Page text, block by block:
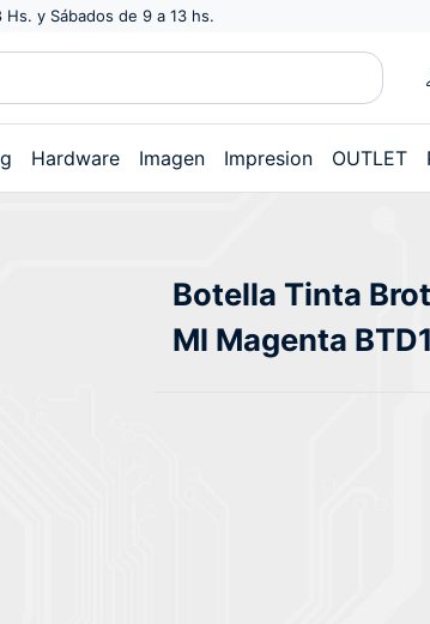
Hs. y Sábados de 9 a 13 hs.
Hardware Imagen Impresion OUTLET
Botella Tinta
Ml Magenta